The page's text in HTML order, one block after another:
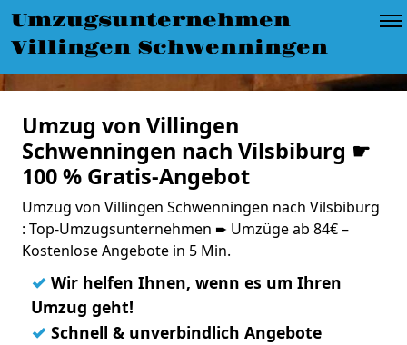
Umzugsunternehmen
Villingen Schwenningen
Umzug von Villingen
Schwenningen nach Vilsbiburg ☛
100 % Gratis-Angebot
Umzug von Villingen Schwenningen nach Vilsbiburg
: Top-Umzugsunternehmen ➨ Umzüge ab 84€ –
Kostenlose Angebote in 5 Min.
✓ Wir helfen Ihnen, wenn es um Ihren
Umzug geht!
✓ Schnell & unverbindlich Angebote